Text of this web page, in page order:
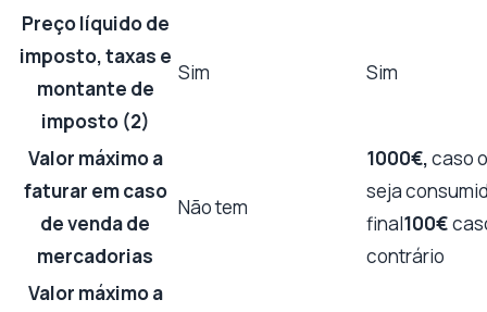
Preço líquido de
imposto, taxas e
montante de
imposto (2)
Sim Sim
Valor máximo a
faturar em caso
de venda de
mercadorias
Não tem
1000€,caso
seja
final100€
contrário
Valor máximo a